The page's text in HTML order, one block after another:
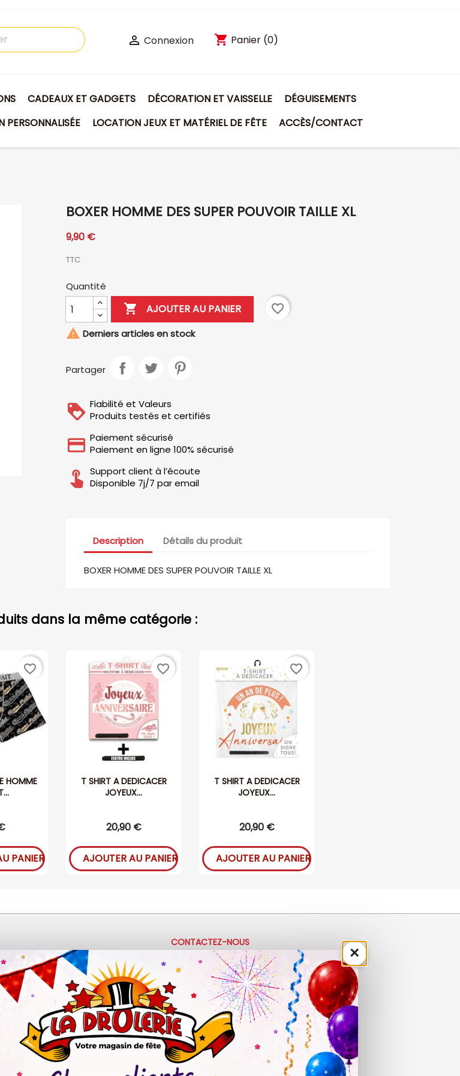
 Connexion shopping_cart Panier (0)
CADEAUX ET GADGETS DÉCORATION ET VAISSELLE
DÉGUISEMENTS
PERSONNALISÉE LOCATION JEUX ET MATÉRIEL DE FÊTE ACCÈS/CONTACT
BOXER HOMME DES SUPER POUVOIR TAILLE XL
9,90 €
TTC
Quantité
 AJOUTER AU PANIER
favorite_border
 Derniers articles en stock
Partager
Fiabilité et Valeurs
Produits testés et certifiés
Paiement sécurisé
Paiement en ligne 100% sécurisé
Support client à l’écoute
Disponible 7j/7 par email
Description Détails du produit
BOXER HOMME DES SUPER POUVOIR TAILLE XL
dans la même catégorie :
HOMME
PANIER
favorite_border
T SHIRT A DEDICACER
JOYEUX...
20,90 €
AJOUTER AU PANIER
favorite_border
T SHIRT A DEDICACER
JOYEUX...
20,90 €
AJOUTER AU PANIER
favorite_border
confidentialité
CONTACTEZ-NOUS
+33 (0)4 50 40 81 00
contact@ladrolerie.fr
38 Rue de la Maladière
Z.A de la maladiere 01210 Ornex
Ma-Ve : 9h30 - 12h30 | 14h30 - 19h00
Sa : 9h30 - 12h30 | 14h00 - 18h30
×
© 2026 - La Drôlerie